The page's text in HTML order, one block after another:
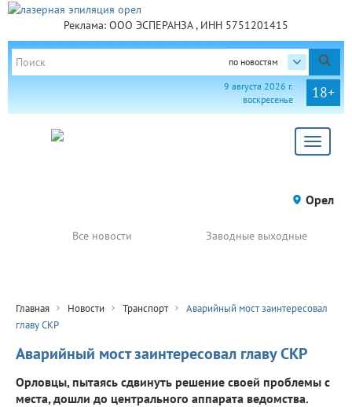
Реклама: ООО ЭСПЕРАНЗА , ИНН 5751201415
по новостям
18+
9 августа 2026 г.
воскресенье
Toggle
Орел
Все новости Заводные выходные
Главная Новости Транспорт
Аварийный мост заинтересовал
главу СКР
Аварийный мост заинтересовал главу СКР
Орловцы, пытаясь сдвинуть решение своей проблемы с
места, дошли до центрального аппарата ведомства.